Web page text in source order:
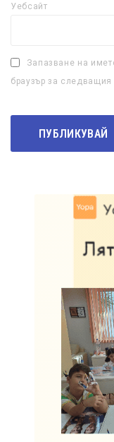
Уебсайт
Запазване на
браузър за следващия